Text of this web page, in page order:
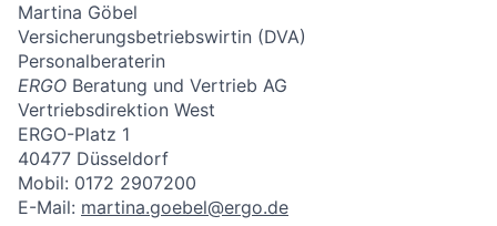
Martina Göbel
Versicherungsbetriebswirtin (DVA)
Personalberaterin
ERGO Beratung und Vertrieb AG
Vertriebsdirektion West
ERGO-Platz 1
40477 Düsseldorf
Mobil: 0172 2907200
E-Mail: martina.goebel@ergo.de